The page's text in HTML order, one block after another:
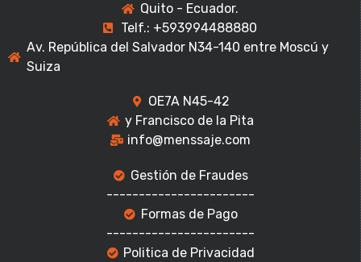
Quito - Ecuador.
Telf.: +593994488880
Av. República del Salvador N34-140 entre Moscú y
Suiza
OE7A N45-42
y Francisco de la Pita
info@menssaje.com
Gestión de Fraudes
-----------------------
Formas de Pago
-----------------------
Politica de Privacidad